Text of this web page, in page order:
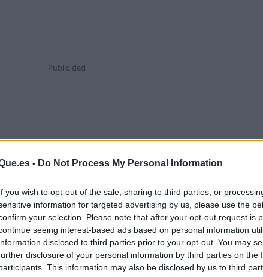
- Do Not Process My Personal Information
you wish to opt-out of the sale, sharing to third parties, or
information for targeted advertising by us, please use the
your selection. Please note that after your opt-out request is
seeing interest-based ads based on personal information
disclosed to third parties prior to your opt-out. You may
disclosure of your personal information by third parties on the
This information may also be disclosed by us to third
Publicidad